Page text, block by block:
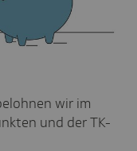
wir im
und der TK-